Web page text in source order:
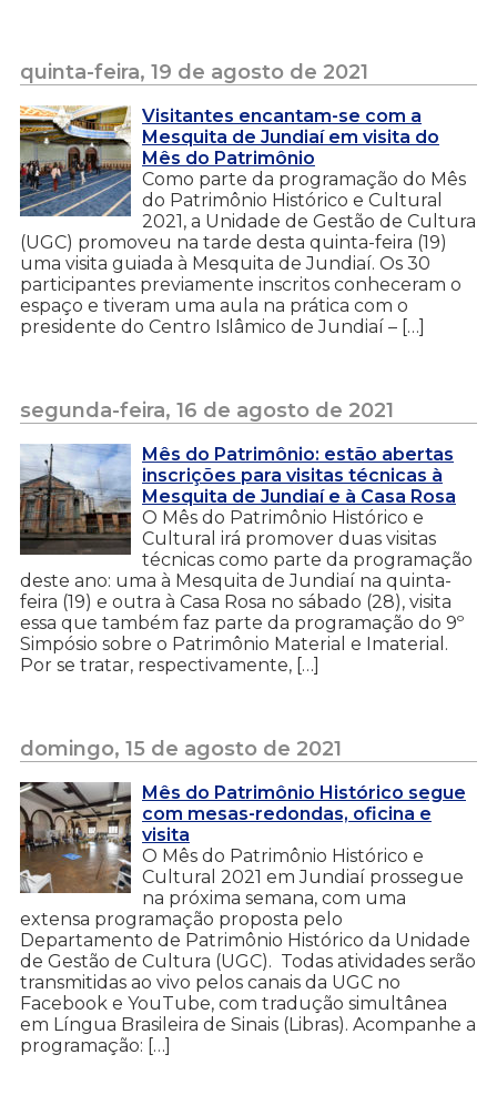
quinta-feira, 19 de agosto de 2021
Visitantes encantam-se com a
Mesquita de Jundiaí em visita do
Mês do Patrimônio
Como parte da programação do Mês
do Patrimônio Histórico e Cultural
2021, a Unidade de Gestão de Cultura
(UGC) promoveu na tarde desta quinta-feira (19)
uma visita guiada à Mesquita de Jundiaí. Os 30
participantes previamente inscritos conheceram o
espaço e tiveram uma aula na prática com o
presidente do Centro Islâmico de Jundiaí – […]
segunda-feira, 16 de agosto de 2021
Mês do Patrimônio: estão abertas
inscrições para visitas técnicas à
Mesquita de Jundiaí e à Casa Rosa
O Mês do Patrimônio Histórico e
Cultural irá promover duas visitas
técnicas como parte da programação
deste ano: uma à Mesquita de Jundiaí na quinta-
feira (19) e outra à Casa Rosa no sábado (28), visita
essa que também faz parte da programação do 9º
Simpósio sobre o Patrimônio Material e Imaterial.
Por se tratar, respectivamente, […]
domingo, 15 de agosto de 2021
Mês do Patrimônio Histórico segue
com mesas-redondas, oficina e
visita
O Mês do Patrimônio Histórico e
Cultural 2021 em Jundiaí prossegue
na próxima semana, com uma
extensa programação proposta pelo
Departamento de Patrimônio Histórico da Unidade
de Gestão de Cultura (UGC). Todas atividades serão
transmitidas ao vivo pelos canais da UGC no
Facebook e YouTube, com tradução simultânea
em Língua Brasileira de Sinais (Libras). Acompanhe a
programação: […]